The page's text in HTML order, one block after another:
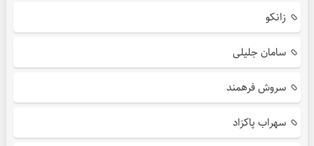
زانکو
سامان جلیلی
سروش فرهمند
سهراب پاکزاد